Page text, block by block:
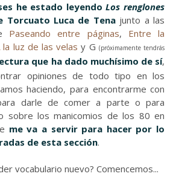
he estado leyendoLos renglones
Torcuato Luca de Tenajunto a las
Paseando entre páginas, Entre la
la luz de las velas y G (próximamente tendrás
que ha dado muchísimo de sí,
opiniones de todo tipo en los
haciendo, para encontrarme con
darle de comer a parte o para
sobre los manicomios de los 80 en
me va a servir para hacer por lo
de esta sección.
vocabulario nuevo? Comencemos...